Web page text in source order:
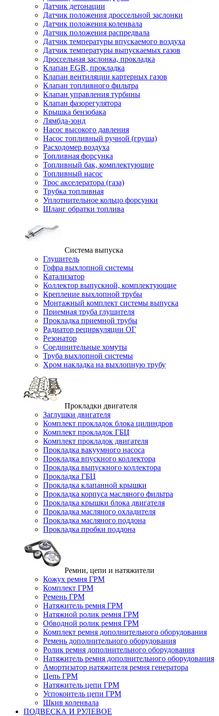
Датчик детонации
Датчик положения дроссельной заслонки
Датчик положения коленвала
Датчик положения распредвала
Датчик температуры впускаемого воздуха
Датчик температуры выпускаемых газов
Дроссельная заслонка, прокладка
Клапан EGR, прокладка
Клапан вентиляции картерных газов
Клапан топливного фильтра
Клапан управления турбины
Клапан фазорегулятора
Крышка бензобака
Лямбда-зонд
Насос высокого давления
Насос топливный ручной (груша)
Расходомер воздуха
Топливная форсунка
Топливный бак, комплектующие
Топливный насос
Трос акселератора (газа)
Трубка топливная
Уплотнительное кольцо форсунки
Шланг обратки топлива
Система выпуска
Глушитель
Гофра выхлопной системы
Катализатор
Коллектор выпускной, комплектующие
Крепление выхлопной трубы
Монтажный комплект системы выпуска
Приемная труба глушителя
Прокладка приемной трубы
Радиатор рециркуляции ОГ
Резонатор
Соединительные хомуты
Труба выхлопной системы
Хром накладка на выхлопную трубу
Прокладки двигателя
Заглушки двигателя
Комплект прокладок блока цилиндров
Комплект прокладок ГБЦ
Комплект прокладок двигателя
Прокладка вакуумного насоса
Прокладка впускного коллектора
Прокладка выпускного коллектора
Прокладка ГБЦ
Прокладка клапанной крышки
Прокладка корпуса масляного фильтра
Прокладка крышки блока двигателя
Прокладка масляного охладителя
Прокладка масляного поддона
Прокладка пробки поддона
Ремни, цепи и натяжители
Кожух ремня ГРМ
Комплект ГРМ
Ремень ГРМ
Натяжитель ремня ГРМ
Натяжной ролик ремня ГРМ
Обводной ролик ремня ГРМ
Комплект ремня дополнительного оборудования
Ремень дополнительного оборудования
Ролик ремня дополнительного оборудования
Натяжитель ремня дополнительного оборудования
Амортизатор натяжителя ремня генератора
Цепь ГРМ
Натяжитель цепи ГРМ
Успокоитель цепи ГРМ
Шкив коленвала
ПОДВЕСКА И РУЛЕВОЕ